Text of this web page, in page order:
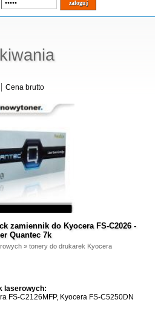
Cena brutto
zamiennik do Kyocera FS-C2026 -
Quantec 7k
» tonery do drukarek Kyocera
laserowych:
FS-C2126MFP, Kyocera FS-C5250DN